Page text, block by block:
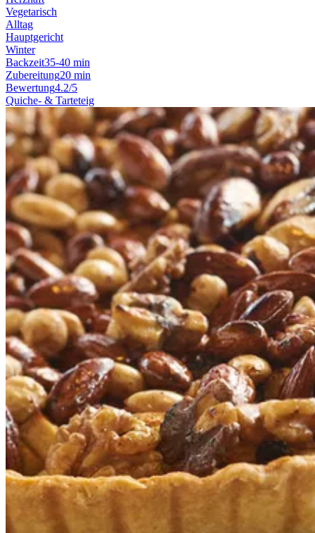
Vegetarisch
Alltag
Hauptgericht
Winter
Backzeit35-40 min
Zubereitung20 min
Bewertung4.2/5
Quiche- & Tarteteig